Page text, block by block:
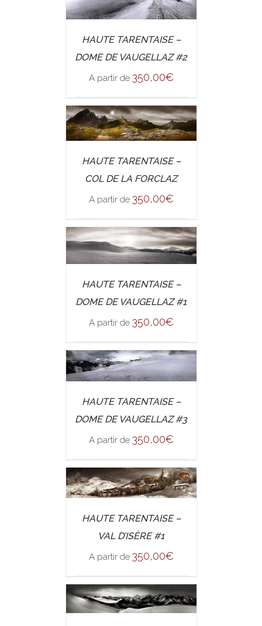
SELECT OPTIONS /
HAUTE TARENTAISE –
DOME DE VAUGELLAZ #2
A partir de 350,00€
SELECT OPTIONS /
HAUTE TARENTAISE –
COL DE LA FORCLAZ
A partir de 350,00€
SELECT OPTIONS /
HAUTE TARENTAISE –
DOME DE VAUGELLAZ #1
A partir de 350,00€
SELECT OPTIONS /
HAUTE TARENTAISE –
DOME DE VAUGELLAZ #3
A partir de 350,00€
SELECT OPTIONS /
HAUTE TARENTAISE –
VAL D’ISÈRE #1
A partir de 350,00€